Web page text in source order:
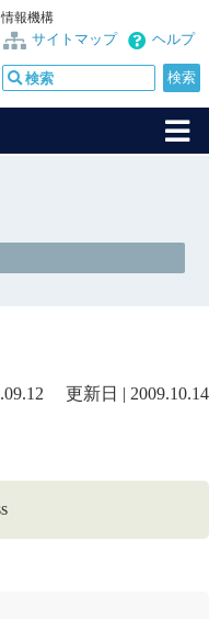
報機構
ヘルプ
サイトマップ
更新日 | 2009.10.14